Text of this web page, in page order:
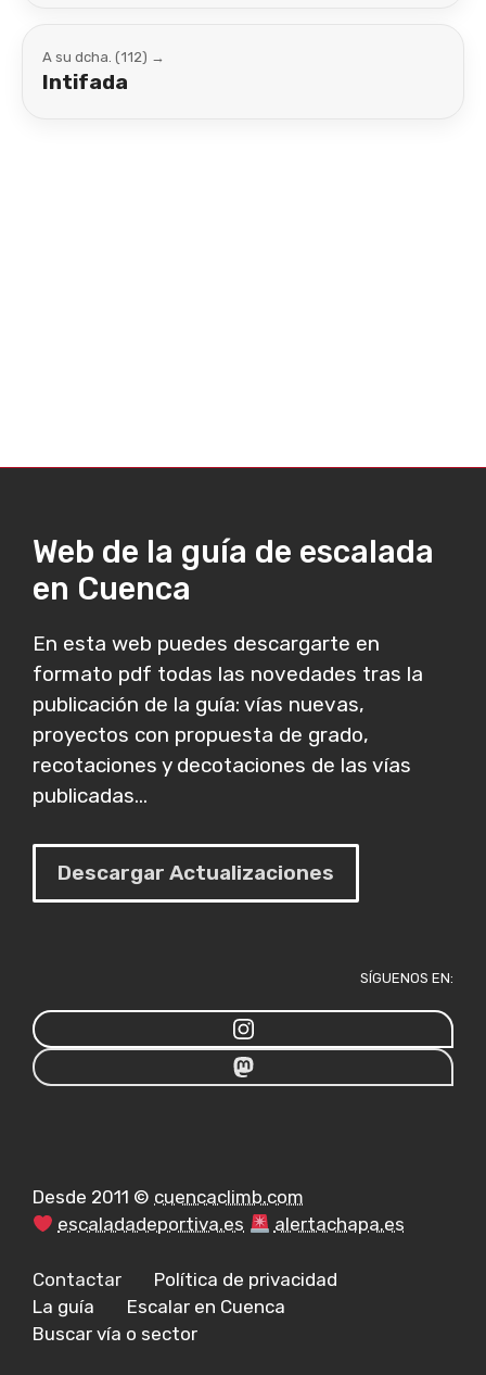
A su dcha. (112) →
Intifada
Web de la guía de escalada
en Cuenca
En esta web puedes descargarte en
formato pdf todas las novedades tras la
publicación de la guía: vías nuevas,
proyectos con propuesta de grado,
recotaciones y decotaciones de las vías
publicadas...
Descargar Actualizaciones
SÍGUENOS EN:
Desde 2011 © cuencaclimb.com
escaladadeportiva.es
alertachapa.es
Contactar
Política de privacidad
La guía
Escalar en Cuenca
Buscar vía o sector